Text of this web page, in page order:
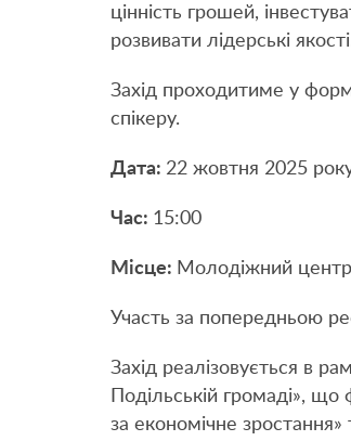
цінність грошей,
розвивати лідерські
Захід проходитиме у
спікеру.
Дата: 22 жовтня 2025
Час: 15:00
Місце: Молодіжний
Участь за попередньою
Захід реалізовується в
Подільській громаді»,
за економічне